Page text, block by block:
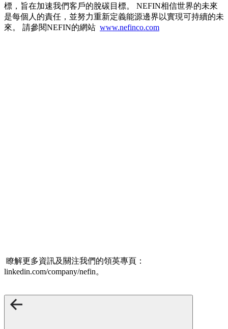
標，旨在加速我們客戶的脫碳目標。 NEFIN相信世界的未來
是每個人的責任，並努力重新定義能源邊界以實現可持續的未
來。 請參閱NEFIN的網站 www.nefinco.com
瞭解更多資訊及關注我們的領英專頁：
linkedin.com/company/nefin。